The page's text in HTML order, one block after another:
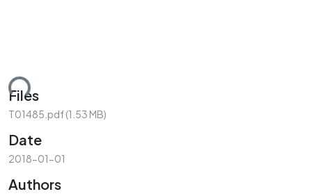
Files
T01485.pdf(1.53 MB)
Date
2018-01-01
Authors